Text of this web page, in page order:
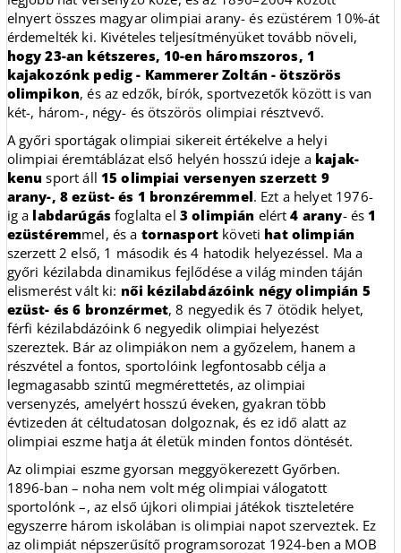
elnyert összes magyar olimpiai arany- és ezüstérem 10%-át
érdemelték ki. Kivételes teljesítményüket tovább növeli,
hogy 23-an kétszeres, 10-en háromszoros, 1
kajakozónk pedig - Kammerer Zoltán - ötszörös
olimpikon, és az edzők, bírók, sportvezetők között is van
két-, három-, négy- és ötszörös olimpiai résztvevő.
A győri sportágak olimpiai sikereit értékelve a helyi
olimpiai éremtáblázat első helyén hosszú ideje akajak-
kenu sport áll 15 olimpiai versenyen szerzett 9
arany-, 8 ezüst- és 1 bronzéremmel. Ezt a helyet 1976-
ig a labdarúgásfoglalta el 3 olimpián elért4 arany- és1
ezüstéremmel, és a tornasport követi hat olimpián
szerzett 2 első, 1 második és 4 hatodik helyezéssel. Ma a
győri kézilabda dinamikus fejlődése a világ minden táján
elismerést vált ki: női kézilabdázóink négy olimpián 5
ezüst- és 6 bronzérmet, 8 negyedik és 7 ötödik helyet,
férfi kézilabdázóink 6 negyedik olimpiai helyezést
szereztek. Bár az olimpiákon nem a győzelem, hanem a
részvétel a fontos, sportolóink legfontosabb célja a
legmagasabb szintű megmérettetés, az olimpiai
versenyzés, amelyért hosszú éveken, gyakran több
évtizeden át céltudatosan dolgoznak, és ez idő alatt az
olimpiai eszme hatja át életük minden fontos döntését.
Az olimpiai eszme gyorsan meggyökerezett Győrben.
1896-ban – noha nem volt még olimpiai válogatott
sportolónk –, az első újkori olimpiai játékok tiszteletére
egyszerre három iskolában is olimpiai napot szerveztek. Ez
az olimpiát népszerűsítő programsorozat 1924-ben a MOB